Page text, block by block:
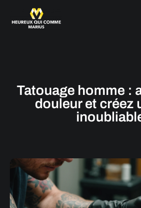
Tatouage homme :
douleur et créez